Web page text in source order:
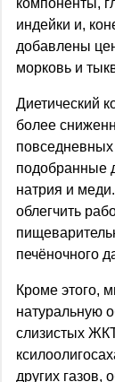
компоненты,
индейки и,
добавлены
морковь и
Диетический
более
подобранные
натрия и
облегчить
печёночного
Кроме этого,
натуральную
слизистых
других